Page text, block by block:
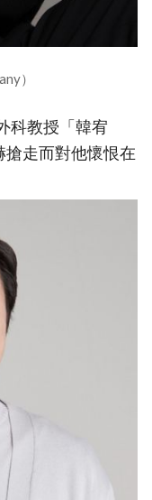
）
科教授「韓宥
走而對他懷恨在